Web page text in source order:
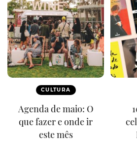
CULTURA
Agenda de maio: O
que fazer e onde ir
este mês